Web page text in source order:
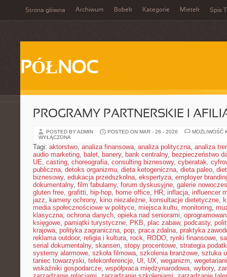
Strona główna Archiwum Bobek Kategorie Mietek Spis
PÓŁNOC
PROGRAMY PARTNERSKIE I
POSTED BY ADMIN POSTED ON MAR - 26 - 2026
MOŻLIWOŚĆ
WYŁĄCZONA
Tagi: aktorstwo, analiza finansowa, analiza polityczna, analiza
audio marketing, balet, banery, bank centralny, bezpieczeństwo
UE, casting, choreografia, consulting biznesowy, cyberatak,
publiczna, detoks organizmu, dieta ketogeniczna, dieta paleo,
biznesowy, edukacja przedszkolna, ekspertyza, employer
dokumentalny, film fabularny, forum dyskusyjne, galerie
gluten free, grafitti, hip-hop, home office, HR, inflacja, influencer
jazz, kamery ochrony, kino niezależne, konsultacje dietetyczne,
media społecznościowe w polityce, miejsca kultu, monitoring,
klasyczna, ochrona danych, opieka nad seniorami,
księgowe, pamiątki turystyczne, PKB, plac zabaw, podcasty,
krajowa, polityka zagraniczna, pop, praca zdalna, praktyka
reklama outdoor, religia i kultura, rock, RODO, rynki finansowe,
serial dokumentalny, skansen, stopy procentowe, strategia
systemy alarmowe, szkoła filmowa, szkolenia branżowe, sztuka
taniec towarzyski, telekonferencje, UI , UX, weganizm,
wskaźniki gospodarcze, współpraca międzynarodowa, wybory,